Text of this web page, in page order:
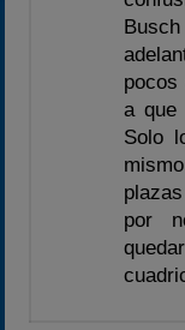
pocos
a que
Solo
por